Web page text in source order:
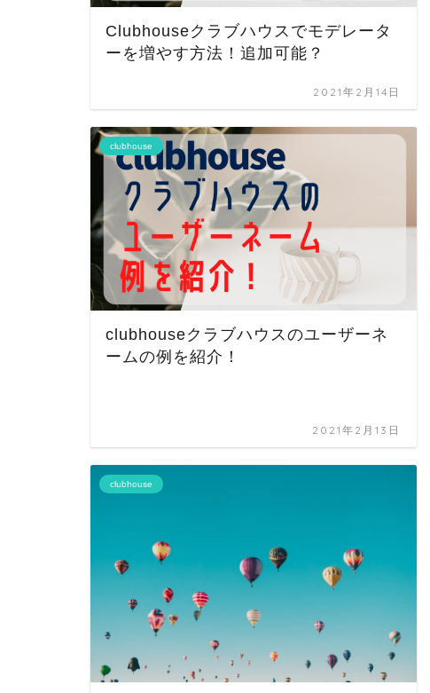
Clubhouseクラブハウスでモデレータ
ーを増やす方法！追加可能？
2021年2月14日
clubhouse
clubhouseクラブハウスのユーザーネ
ームの例を紹介！
2021年2月13日
clubhouse